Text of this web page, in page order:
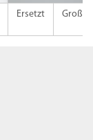
Ersetzt Groß